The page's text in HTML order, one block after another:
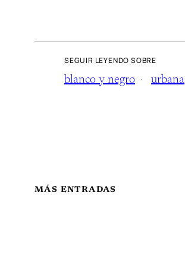
SEGUIR LEYENDO SOBRE
blanco y negro urbana
MÁS ENTRADAS